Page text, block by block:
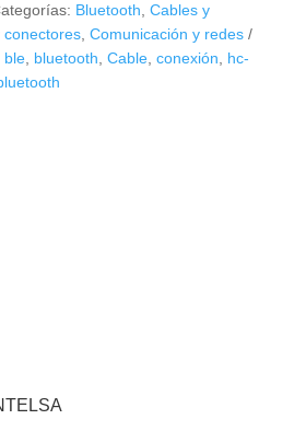
Bluetooth Cables y
conectores, Comunicación y redes
ble, bluetooth Cable, conexión
hc-